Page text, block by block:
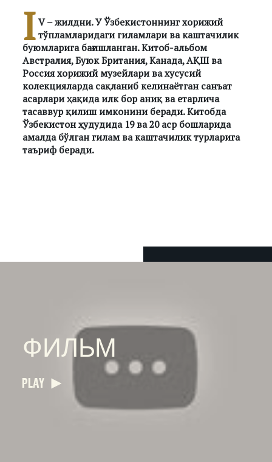
I V – жилдни. У Ўзбекистоннинг хорижий
тўпламларидаги гиламлари ва каштачилик
буюмларига бағишланган. Китоб-альбом
Австралия, Буюк Британия, Канада, АҚШ ва
Россия хорижий музейлари ва хусусий
колекцияларда сақланиб келинаётган санъат
асарлари ҳақида илк бор аниқ ва етарлича
тасаввур қилиш имконини беради. Китобда
Ўзбекистон ҳудудида 19 ва 20 аср бошларида
амалда бўлган гилам ва каштачилик турларига
таъриф беради.
ФИЛЬМ
PLAY